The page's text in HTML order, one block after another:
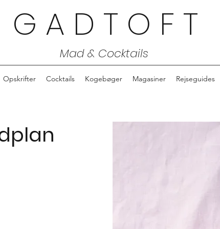
G A D T O F T
Mad & Cocktails
Opskrifter Cocktails Kogebøger Magasiner Rejseguides